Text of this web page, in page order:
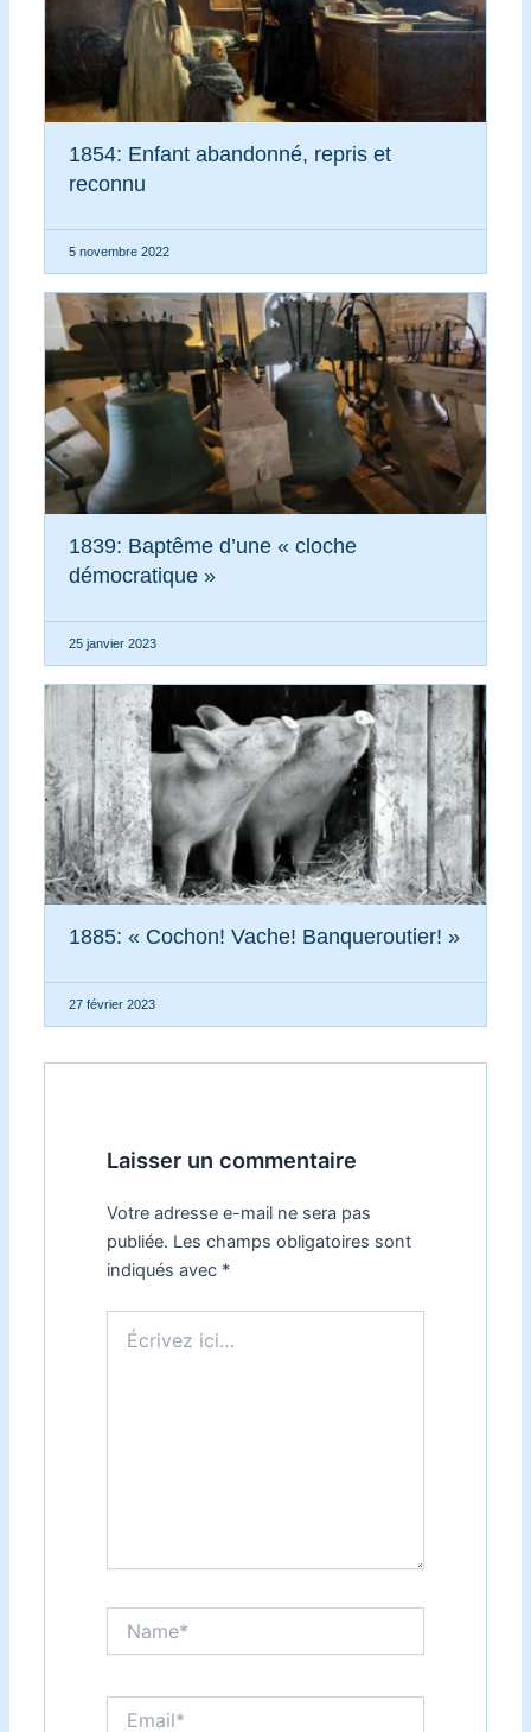
1854: Enfant abandonné, repris et
reconnu
5 novembre 2022
1839: Baptême d’une « cloche
démocratique »
25 janvier 2023
1885: « Cochon! Vache! Banqueroutier! »
27 février 2023
Laisser un commentaire
Votre adresse e-mail ne sera pas
publiée. Les champs obligatoires sont
indiqués avec *
ici…